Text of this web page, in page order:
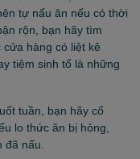
tự nấu ăn nếu có thời
rộn, bạn hãy tìm
hàng có liệt kê
tiệm sinh tố là những
tuần, bạn hãy cố
lo thức ăn bị hỏng,
nấu.